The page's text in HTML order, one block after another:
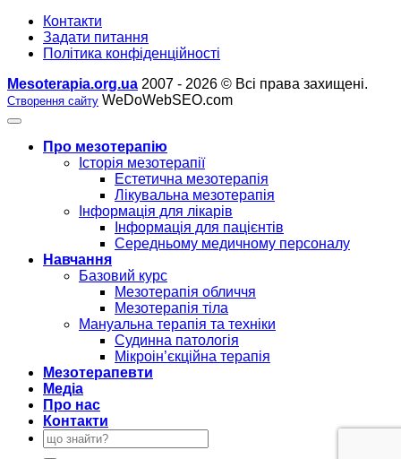
Контакти
Задати питання
Політика конфіденційності
Mesoterapia.org.ua 2007 - 2026 © Всі права захищені.
Створення сайту WeDoWebSEO.com
Про мезотерапію
Історія мезотерапії
Естетична мезотерапія
Лікувальна мезотерапія
Інформація для лікарів
Інформація для пацієнтів
Середньому медичному персоналу
Навчання
Базовий курс
Мезотерапія обличчя
Мезотерапія тіла
Мануальна терапія та техніки
Судинна патологія
Мікроін’єкційна терапія
Мезотерапевти
Медіа
Про нас
Контакти